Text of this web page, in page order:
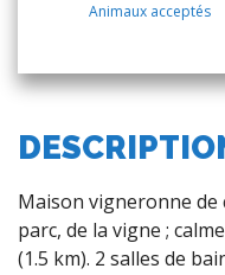
Animaux acceptés
Maison vigneronne de
parc, de la vigne ;
(1.5 km). 2 salles de